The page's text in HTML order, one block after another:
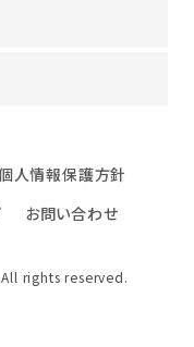
人情報保護方針
お問い合わせ
rights reserved.